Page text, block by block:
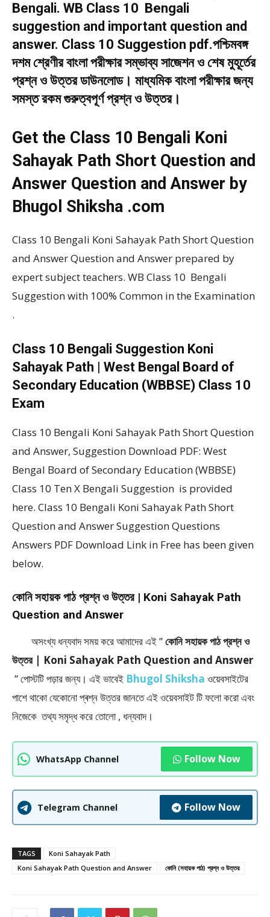
Bengali. WB Class 10 Bengali
suggestion and important question and
answer. Class 10 Suggestion pdf.পশ্চিমবঙ্গ
দশম শ্রেণীর বাংলা পরীক্ষার সম্ভাব্য সাজেশন ও শেষ মুহূর্তের
প্রশ্ন ও উত্তর ডাউনলোড। মাধ্যমিক বাংলা পরীক্ষার জন্য
সমস্ত রকম গুরুত্বপূর্ণ প্রশ্ন ও উত্তর।
Get the Class 10 Bengali Koni
Sahayak Path Short Question and
Answer Question and Answer by
Bhugol Shiksha .com
Class 10 Bengali Koni Sahayak Path Short Question
and Answer Question and Answer prepared by
expert subject teachers. WB Class 10 Bengali
Suggestion with 100% Common in the Examination
.
Class 10 Bengali Suggestion Koni
Sahayak Path | West Bengal Board of
Secondary Education (WBBSE) Class 10
Exam
Class 10 Bengali Koni Sahayak Path Short Question
and Answer, Suggestion Download PDF: West
Bengal Board of Secondary Education (WBBSE)
Class 10 Ten X Bengali Suggestion is provided
here. Class 10 Bengali Koni Sahayak Path Short
Question and Answer Suggestion Questions
Answers PDF Download Link in Free has been given
below.
কোনি সহায়ক পাঠ প্রশ্ন ও উত্তর | Koni Sahayak Path
Question and Answer
অসংখ্য ধন্যবাদ সময় করে আমাদের এই ”কোনি সহায়ক পাঠ প্রশ্ন ও
উত্তর | Koni Sahayak Path Question and Answer
” পােস্টটি পড়ার জন্য। এই ভাবেই Bhugol Shiksha ওয়েবসাইটের
পাশে থাকো যেকোনো প্ৰশ্ন উত্তর জানতে এই ওয়েবসাইট টি ফলাে করো এবং
নিজেকে তথ্য সমৃদ্ধ করে তোলো , ধন্যবাদ।
WhatsApp Channel Follow Now
Telegram Channel Follow Now
TAGS
Koni Sahayak Path
Koni Sahayak Path Question and Answer
কোনি (সহায়ক পাঠ) প্রশ্ন ও উত্তর